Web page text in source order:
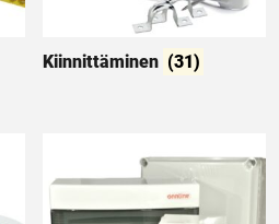
Kiinnittäminen (31)